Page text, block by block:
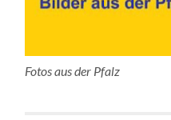
Fotos aus der Pfalz